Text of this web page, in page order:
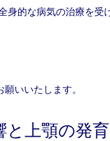
的な病気の治療を受
いいたします。
上顎の発